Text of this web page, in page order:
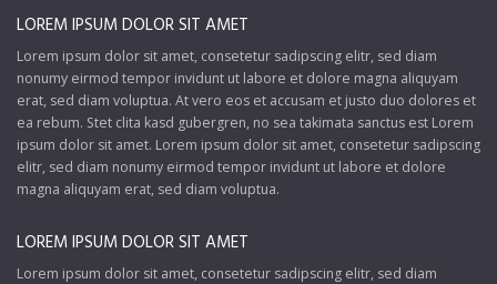
LOREM IPSUM DOLOR SIT AMET
Lorem ipsum dolor sit amet, consetetur sadipscing elitr, sed diam
nonumy eirmod tempor invidunt ut labore et dolore magna aliquyam
erat, sed diam voluptua. At vero eos et accusam et justo duo dolores et
ea rebum. Stet clita kasd gubergren, no sea takimata sanctus est Lorem
ipsum dolor sit amet. Lorem ipsum dolor sit amet, consetetur sadipscing
elitr, sed diam nonumy eirmod tempor invidunt ut labore et dolore
magna aliquyam erat, sed diam voluptua.
LOREM IPSUM DOLOR SIT AMET
Lorem ipsum dolor sit amet, consetetur sadipscing elitr, sed diam